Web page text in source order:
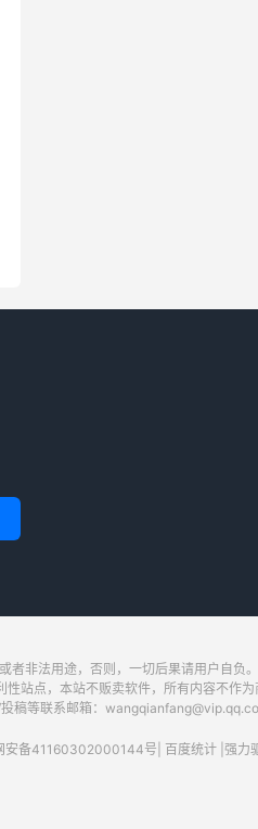
非法用途，否则，一切后果请用户自负
站点，本站不贩卖软件，所有内容不作
稿等联系邮箱：
安备41160302000144号 百度统计 强力